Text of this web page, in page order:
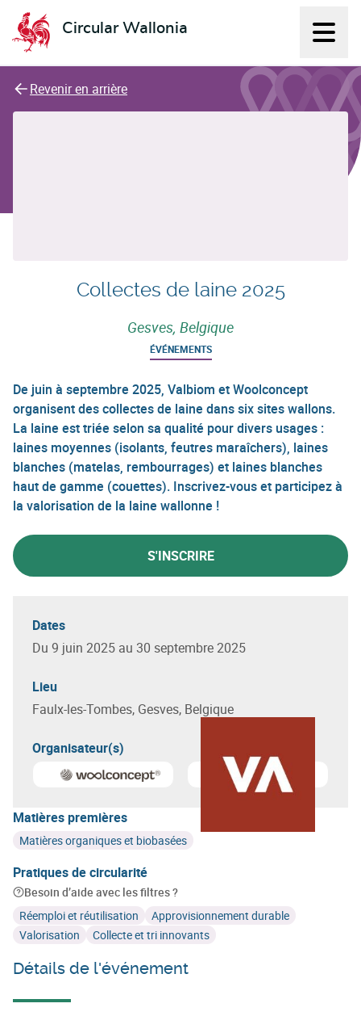
Circular Wallonia
L'économie circulaire
Revenir en arrière
Collectes de laine 2025
Gesves, Belgique
ÉVÉNEMENTS
De juin à septembre 2025, Valbiom et Woolconcept
organisent des collectes de laine dans six sites wallons.
La laine est triée selon sa qualité pour divers usages :
laines moyennes (isolants, feutres maraîchers), laines
blanches (matelas, rembourrages) et laines blanches
haut de gamme (couettes). Inscrivez-vous et participez à
la valorisation de la laine wallonne !
S'INSCRIRE
Dates
Du 9 juin 2025 au 30 septembre 2025
Lieu
Faulx-les-Tombes, Gesves, Belgique
Organisateur(s)
En savoir plus sur WoolconceptEn savoir plus sur
Matières premières
Matières organiques et biobasées
Pratiques de circularité
Besoin d’aide avec les filtres ?
Réemploi et réutilisation
Approvisionnement durable
Valorisation
Collecte et tri innovants
Détails de l'événement